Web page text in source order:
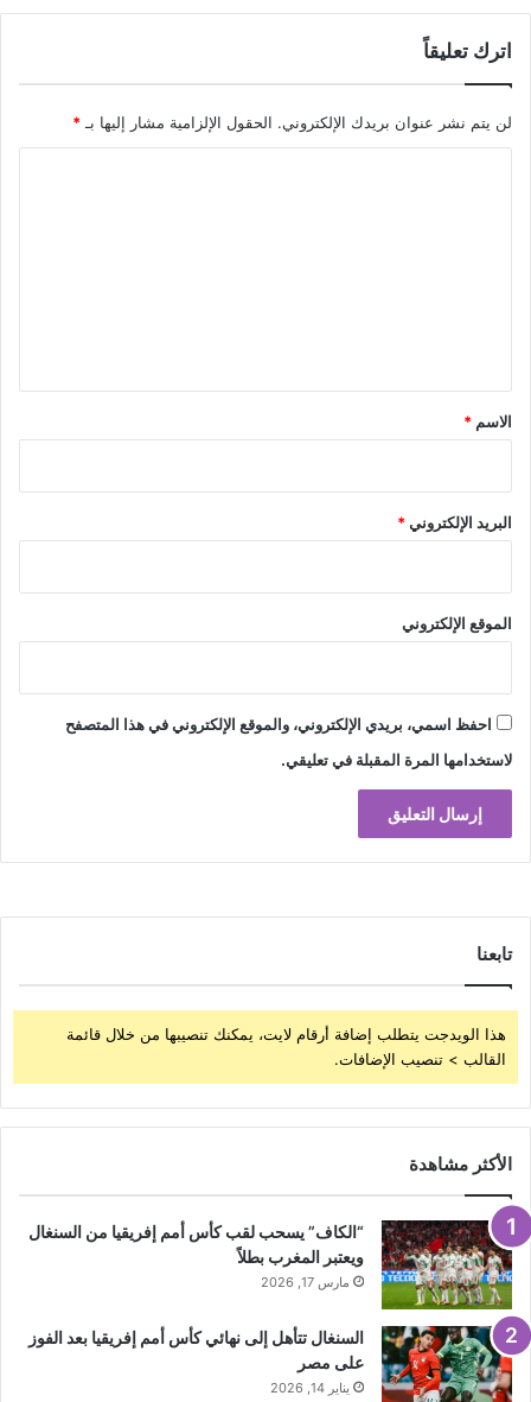
اترك تعليقاً
لن يتم نشر عنوان بريدك الإلكتروني. الحقول الإلزامية مشار إليها بـ*
*
الاسم *
البريد الإلكتروني*
الموقع الإلكتروني
احفظ اسمي، بريدي الإلكتروني، والموقع الإلكتروني في هذا المتصفح
لاستخدامها المرة المقبلة في تعليقي.
تابعنا
هذا الويدجت يتطلب إضافة أرقام لايت، يمكنك تنصيبها من خلال قائمة
القالب > تنصيب الإضافات.
الأكثر مشاهدة
“الكاف” يسحب لقب كأس أمم إفريقيا من السنغال
ويعتبر المغرب بطلاً
مارس 17, 2026
السنغال تتأهل إلى نهائي كأس أمم إفريقيا بعد الفوز
على مصر
يناير 14, 2026